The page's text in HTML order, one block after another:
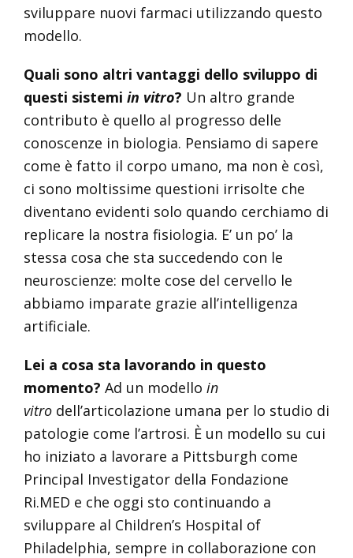
sviluppare nuovi farmaci utilizzando questo
modello.
Quali sono altri vantaggi dello sviluppo di
questi sistemi in vitro? Un altro grande
contributo è quello al progresso delle
conoscenze in biologia. Pensiamo di sapere
come è fatto il corpo umano, ma non è così,
ci sono moltissime questioni irrisolte che
diventano evidenti solo quando cerchiamo di
replicare la nostra fisiologia. E’ un po’ la
stessa cosa che sta succedendo con le
neuroscienze: molte cose del cervello le
abbiamo imparate grazie all’intelligenza
artificiale.
Lei a cosa sta lavorando in questo
momento? Ad un modello in
vitrodell’articolazione umana per lo studio di
patologie come l’artrosi. È un modello su cui
ho iniziato a lavorare a Pittsburgh come
Principal Investigator della Fondazione
Ri.MED e che oggi sto continuando a
sviluppare al Children’s Hospital of
Philadelphia, sempre in collaborazione con